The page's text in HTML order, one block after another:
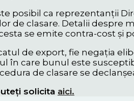
posibil ca reprezentanții
de clasare. Detalii despre
se emite contra-cost și
de export, fie negația
în care bunul este
de clasare se
solicita aici.